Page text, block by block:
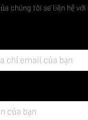
chúng tôi sẽ liên hệ với